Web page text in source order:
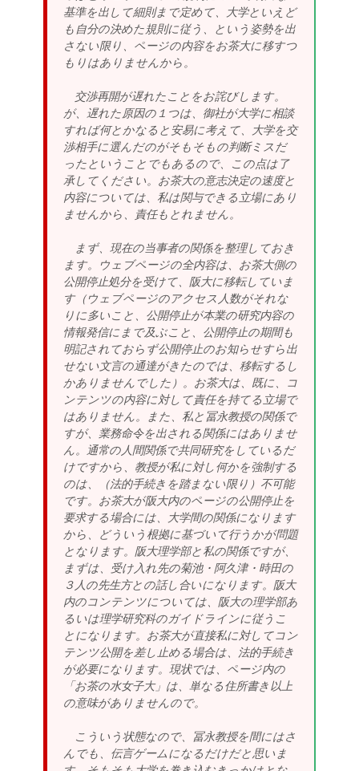
基準を出して細則まで定めて、大学といえど
も自分の決めた規則に従う、という姿勢を出
さない限り、ページの内容をお茶大に移すつ
もりはありませんから。
交渉再開が遅れたことをお詫びします。
が、遅れた原因の１つは、御社が大学に相談
すれば何とかなると安易に考えて、大学を交
渉相手に選んだのがそもそもの判断ミスだ
ったということでもあるので、この点は了
承してください。お茶大の意志決定の速度と
内容については、私は関与できる立場にあり
ませんから、責任もとれません。
まず、現在の当事者の関係を整理しておき
ます。ウェブページの全内容は、お茶大側の
公開停止処分を受けて、阪大に移転していま
す（ウェブページのアクセス人数がそれな
りに多いこと、公開停止が本業の研究内容の
情報発信にまで及ぶこと、公開停止の期間も
明記されておらず公開停止のお知らせすら出
せない文言の通達がきたのでは、移転するし
かありませんでした）。お茶大は、既に、コ
ンテンツの内容に対して責任を持てる立場で
はありません。また、私と冨永教授の関係で
すが、業務命令を出される関係にはありませ
ん。通常の人間関係で共同研究をしているだ
けですから、教授が私に対し何かを強制する
のは、（法的手続きを踏まない限り）不可能
です。お茶大が阪大内のページの公開停止を
要求する場合には、大学間の関係になります
から、どういう根拠に基づいて行うかが問題
となります。阪大理学部と私の関係ですが、
まずは、受け入れ先の菊池・阿久津・時田の
３人の先生方との話し合いになります。阪大
内のコンテンツについては、阪大の理学部あ
るいは理学研究科のガイドラインに従うこ
とになります。お茶大が直接私に対してコン
テンツ公開を差し止める場合は、法的手続き
が必要になります。現状では、ページ内の
「お茶の水女子大」は、単なる住所書き以上
の意味がありませんので。
こういう状態なので、冨永教授を間にはさ
んでも、伝言ゲームになるだけだと思いま